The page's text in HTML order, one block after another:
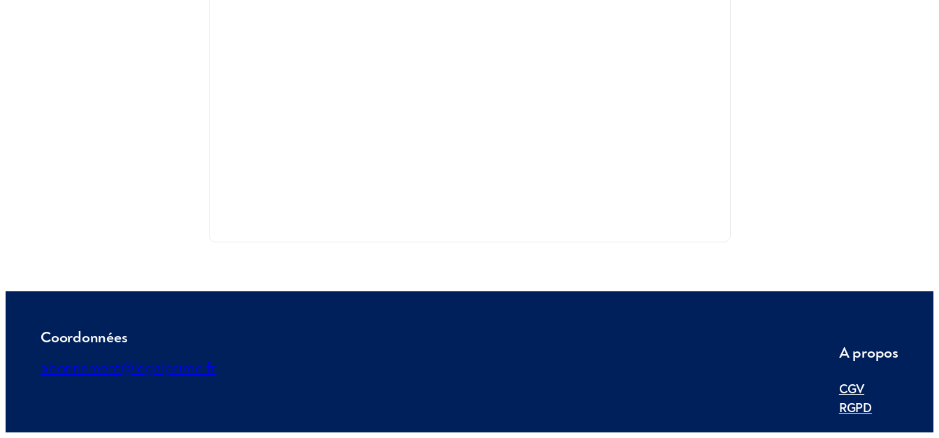
Coordonnées
abonnement@legalprime.fr
A propos
CGV
RGPD